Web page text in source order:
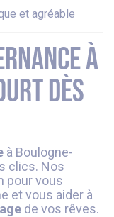
et agréable
à
dès
à Boulogne-
clics. Nos
pour vous
et vous aider à
de vos rêves.